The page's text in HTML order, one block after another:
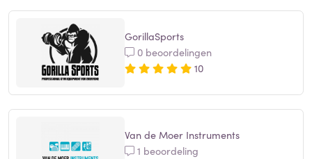
GorillaSports
0 beoordelingen
10
Van de Moer Instruments
1 beoordeling